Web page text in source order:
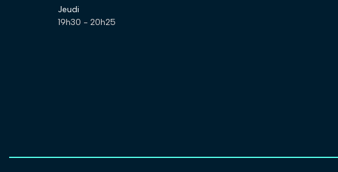
Jeudi
19h30 - 20h25